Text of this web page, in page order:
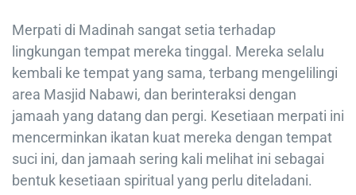
Merpati di Madinah sangat setia terhadap
lingkungan tempat mereka tinggal. Mereka selalu
kembali ke tempat yang sama, terbang mengelilingi
area Masjid Nabawi, dan berinteraksi dengan
jamaah yang datang dan pergi. Kesetiaan merpati ini
mencerminkan ikatan kuat mereka dengan tempat
suci ini, dan jamaah sering kali melihat ini sebagai
bentuk kesetiaan spiritual yang perlu diteladani.